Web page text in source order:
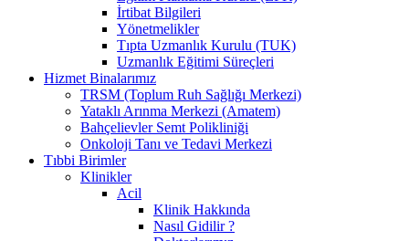
İrtibat Bilgileri
Yönetmelikler
Tıpta Uzmanlık Kurulu (TUK)
Uzmanlık Eğitimi Süreçleri
Hizmet Binalarımız
TRSM (Toplum Ruh Sağlığı Merkezi)
Yataklı Arınma Merkezi (Amatem)
Bahçelievler Semt Polikliniği
Onkoloji Tanı ve Tedavi Merkezi
Tıbbi Birimler
Klinikler
Acil
Klinik Hakkında
Nasıl Gidilir ?